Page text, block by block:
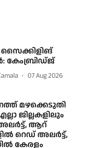
സൈക്കിളിങ്
കേംബ്രിഡ്ജ്
07 Aug 2026
മഴക്കെടുതി
ജില്ലകളിലും
ആറ്
റെഡ് അലര്‍ട്ട്,
കേരളം